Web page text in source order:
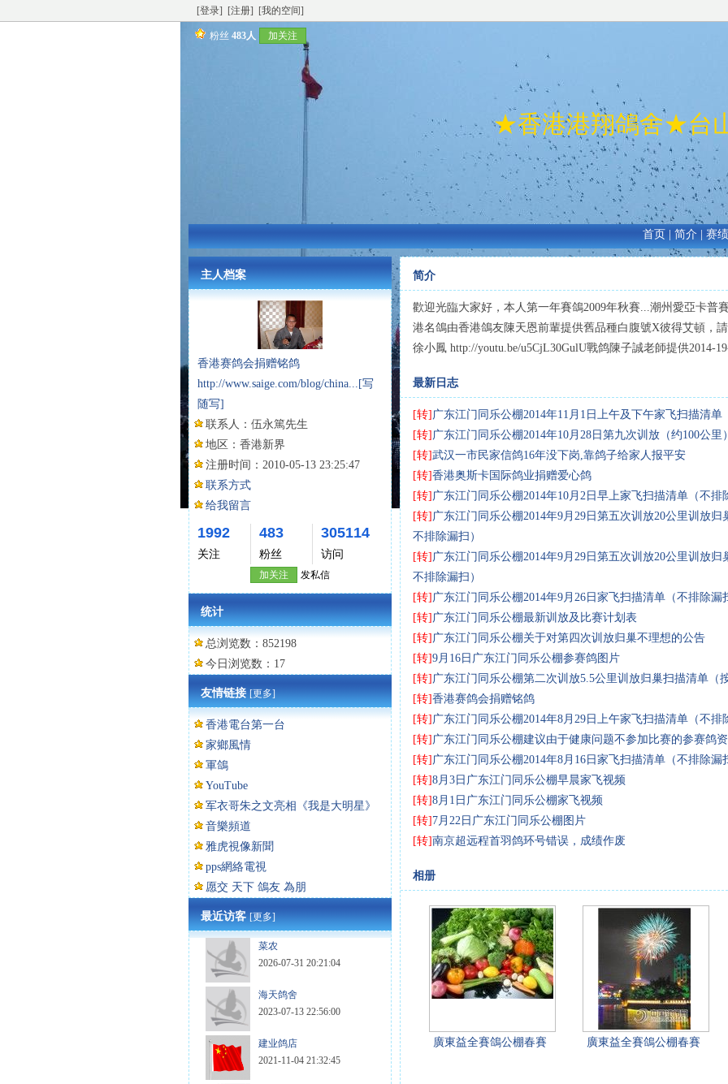
[登录] [注册] [我的空间]
粉丝 483人 加关注
★香港港翔鴿舍★台
首页 简介 赛绩
主人档案
香港赛鸽会捐赠铭鸽
http://www.saige.com/blog/china... [写
随写]
联系人： 伍永篤先生
地区： 香港新界
注册时间： 2010-05-13 23:25:47
联系方式
给我留言
1992
关注
483
粉丝
305114
访问
加关注 发私信
统计
总浏览数：852198
今日浏览数：17
友情链接[更多]
香港電台第一台
家鄉風情
軍鴿
YouTube
军衣哥朱之文亮相《我是大明星》
音樂頻道
雅虎視像新聞
pps網絡電視
愿交 天下 鴿友 為朋
最近访客[更多]
菜农
2026-07-31 20:21:04
海天鸽舍
2023-07-13 22:56:00
建业鸽店
2021-11-04 21:32:45
简介
歡迎光臨大家好，本人第一年賽鴿2009年秋賽...潮州愛亞卡普
港名鴿由香港鴿友陳天恩前輩提供舊品種白腹號X彼得艾頓，
徐小鳳 http://youtu.be/u5CjL30GulU戰鸽陳子誠老師提供2014-
最新日志
[转] 广东江门同乐公棚2014年11月1日上午及下午家飞扫描清单
[转] 广东江门同乐公棚2014年10月28日第九次训放（约100公
[转]武汉一市民家信鸽16年没下岗,靠鸽子给家人报平安
[转]香港奥斯卡国际鸽业捐赠爱心鸽
[转] 广东江门同乐公棚2014年10月2日早上家飞扫描清单（不排
[转] 广东江门同乐公棚2014年9月29日第五次训放20公里训放归
不排除漏扫）
[转] 广东江门同乐公棚2014年9月29日第五次训放20公里训放归
不排除漏扫）
[转] 广东江门同乐公棚2014年9月26日家飞扫描清单（不排除漏
[转] 广东江门同乐公棚最新训放及比赛计划表
[转] 广东江门同乐公棚关于对第四次训放归巢不理想的公告
[转]9月16日广东江门同乐公棚参赛鸽图片
[转] 广东江门同乐公棚第二次训放5.5公里训放归巢扫描清单（
[转]香港赛鸽会捐赠铭鸽
[转] 广东江门同乐公棚2014年8月29日上午家飞扫描清单（不排
[转] 广东江门同乐公棚建议由于健康问题不参加比赛的参赛鸽
[转] 广东江门同乐公棚2014年8月16日家飞扫描清单（不排除漏
[转]8月3日广东江门同乐公棚早晨家飞视频
[转]8月1日广东江门同乐公棚家飞视频
[转] 7月22日广东江门同乐公棚图片
[转]南京超远程首羽鸽环号错误，成绩作废
相册
廣東益全賽鴿公棚春賽 廣東益全賽鴿公棚春賽